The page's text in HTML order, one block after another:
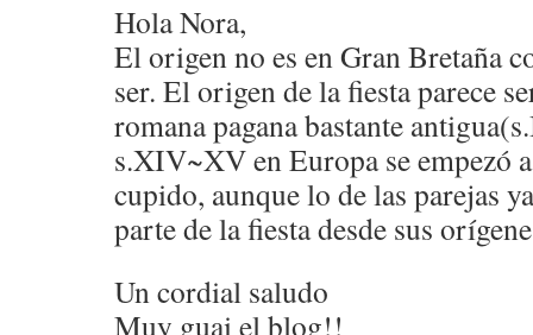
Hola Nora,
El origen no es en Gran Bretaña
ser. El origen de la fiesta parece
romana pagana bastante
s.XIV~XV en Europa se empezó
cupido, aunque lo de las parejas
parte de la fiesta desde sus
Un cordial saludo
Muy guai el blog!!